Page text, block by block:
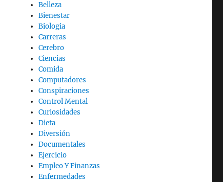
Belleza
Bienestar
Biologia
Carreras
Cerebro
Ciencias
Comida
Computadores
Conspiraciones
Control Mental
Curiosidades
Dieta
Diversión
Documentales
Ejercicio
Empleo Y Finanzas
Enfermedades